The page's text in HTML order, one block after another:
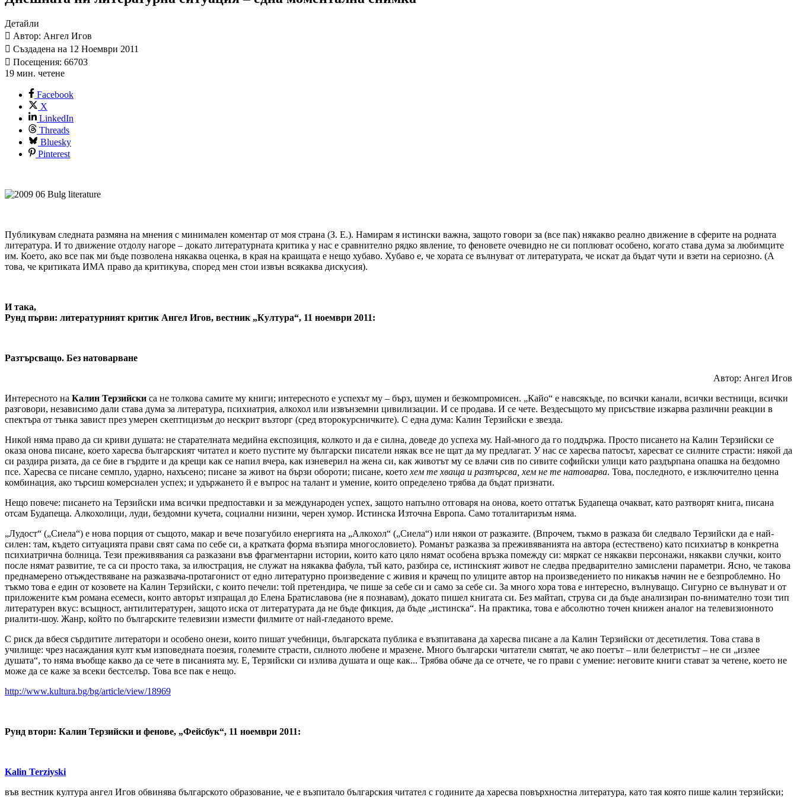
Детайли
Автор: Ангел Игов
Създадена на 12 Ноември 2011
Посещения: 66703
19 мин. четене
Facebook
X
LinkedIn
Threads
Bluesky
Pinterest
Публикувам следната размяна на мнения с минимален коментар от моя страна (З. Е.). Намирам я истински важна, защото говори за (все пак) някакво реално движение в сферите на родната
литература. И то движение отдолу нагоре – докато литературната критика у нас е сравнително рядко явление, то феновете очевидно не си поплюват особено, когато става дума за любимците
им. Което, ако все пак ми бъде позволена някаква оценка, в края на краищата е нещо хубаво. Хубаво е, че хората се вълнуват от литературата, че искат да бъдат чути и взети на сериозно. (А
това, че критиката ИМА право да критикува, според мен стои извън всякаква дискусия).
И така,
Рунд първи: литературният критик Ангел Игов, вестник „Култура“, 11 ноември 2011:
Разтърсващо. Без натоварване
Автор: Ангел Игов
Интересното на Калин Терзийски са не толкова самите му книги; интересното е успехът му – бърз, шумен и безкомпромисен. „Кайо“ е навсякъде, по всички канали, всички вестници, всички
разговори, независимо дали става дума за литература, психиатрия, алкохол или извънземни цивилизации. И се продава. И се чете. Вездесъщото му присъствие изкарва различни реакции в
спектъра от тънка завист през умерен скептицизъм до нескрит възторг (сред второкурсничките). С една дума: Калин Терзийски е звезда.
Никой няма право да си криви душата: не старателната медийна експозиция, колкото и да е силна, доведе до успеха му. Най-много да го поддържа. Просто писането на Калин Терзийски се
оказа онова писане, което харесва българският читател и което пустите му български писатели някак все не щат да му предлагат. У нас се харесва патосът, харесват се силните страсти: някой да
си раздира ризата, да се бие в гърдите и да крещи как се напил вчера, как изневерил на жена си, как животът му се влачи сив по сивите софийски улици като раздърпана опашка на бездомно
псе. Харесва се писане семпло, ударно, нахъсено; писане за живот на бързи обороти; писане, което хем те хваща и разтърсва, хем не те натоварва. Това, последното, е изключително ценна
комбинация, ако търсиш комерсиален успех; и удържането й е въпрос на талант и умение, които определено трябва да бъдат признати.
Нещо повече: писането на Терзийски има всички предпоставки и за международен успех, защото напълно отговаря на онова, което оттатък Будапеща очакват, като разтворят книга, писана
отсам Будапеща. Алкохолици, луди, бездомни кучета, социални низини, черен хумор. Истинска Източна Европа. Само тоталитаризъм няма.
„Лудост“ („Сиела“) е нова порция от същото, макар и вече позагубило енергията на „Алкохол“ („Сиела“) или някои от разказите. (Впрочем, тъкмо в разказа би следвало Терзийски да е най-
силен: там, където ситуацията прави свят сама по себе си, а кратката форма възпира многословието). Романът разказва за преживяванията на автора (естествено) като психиатър в конкретна
психиатрична болница. Тези преживявания са разказани във фрагментарни истории, които като цяло нямат особена връзка помежду си: мяркат се някакви персонажи, някакви случки, които
после нямат развитие, те са си просто така, за илюстрация, не служат на някаква фабула, тъй като, разбира се, истинският живот не следва предварително замислени параметри. Ясно, че такова
преднамерено отъждествяване на разказвача-протагонист от едно литературно произведение с живия и крачещ по улиците автор на произведението по никакъв начин не е безпроблемно. Но
тъкмо това е един от козовете на Калин Терзийски, с които печели: той претендира, че пише за себе си и само за себе си. За много хора това е интересно, вълнуващо. Сигурно се вълнуват и от
приложените към романа есемеси, които авторът изпращал до Елена Братиславова (не я познавам), докато пишел книгата си. Без майтап, струва си да бъде анализиран по-внимателно този тип
литературен вкус: всъщност, антилитературен, защото иска от литературата да не бъде фикция, да бъде „истинска“. На практика, това е абсолютно точен книжен аналог на телевизионното
риалити-шоу. Жанр, който по българските телевизии измести филмите от най-гледаното време.
С риск да вбеся сърдитите литератори и особено онези, които пишат учебници, българската публика е възпитавана да харесва писане а ла Калин Терзийски от десетилетия. Това става в
училище: чрез насаждания култ към изповедната поезия, големите страсти, силното любене и мразене. Много български читатели смятат, че ако поетът – или белетристът – не си „излее
душата“, то няма въобще какво да се чете в писанията му. Е, Терзийски си излива душата и още как... Трябва обаче да се отчете, че го прави с умение: неговите книги стават за четене, което не
може да се каже за всеки бестселър. Това все пак е нещо.
http://www.kultura.bg/bg/article/view/18969
Рунд втори: Калин Терзийски и фенове, „Фейсбук“, 11 ноември 2011:
Kalin Terziyski
във вестник култура ангел Игов обвинява българското образование, че е възпитало българския читател с годините да харесва повърхностна литература, като тая която пише калин терзийски;